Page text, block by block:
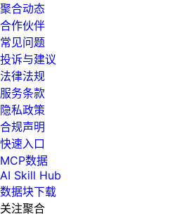
聚合动态
合作伙伴
常见问题
投诉与建议
法律法规
服务条款
隐私政策
合规声明
快速入口
MCP数据
AI Skill Hub
数据块下载
关注聚合